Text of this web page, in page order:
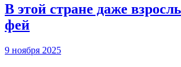
В этой стране даже
фей
9 ноября 2025